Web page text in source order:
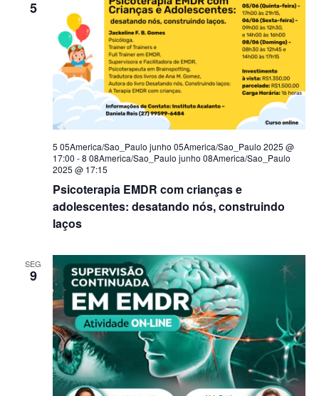
5
5 05America/Sao_Paulo junho 05America/Sao_Paulo 2025 @
17:00 -8 08America/Sao_Paulo junho 08America/Sao_Paulo
2025 @ 17:15
Psicoterapia EMDR com crianças e
adolescentes: desatando nós, construindo
laços
SEG
9